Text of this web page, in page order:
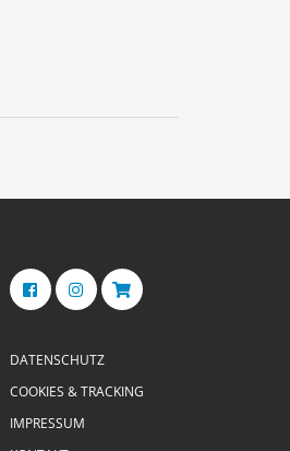
DATENSCHUTZ
COOKIES & TRACKING
IMPRESSUM